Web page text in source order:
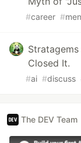
#career #
Closed It.
#ai #discuss
The DEV Team